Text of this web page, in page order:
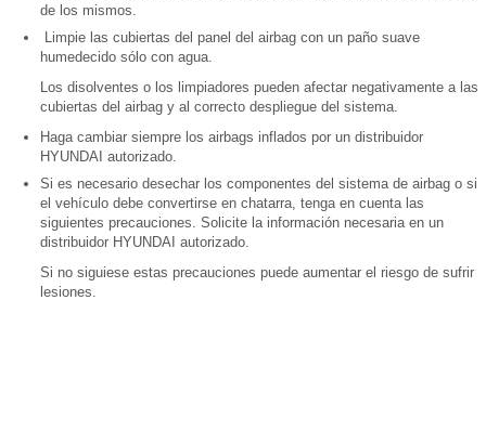
de los mismos.
Limpie las cubiertas del panel del airbag con un paño suave
humedecido sólo con agua.
Los disolventes o los limpiadores pueden afectar negativamente a las
cubiertas del airbag y al correcto despliegue del sistema.
Haga cambiar siempre los airbags inflados por un distribuidor
HYUNDAI autorizado.
Si es necesario desechar los componentes del sistema de airbag o si
el vehículo debe convertirse en chatarra, tenga en cuenta las
siguientes precauciones. Solicite la información necesaria en un
distribuidor HYUNDAI autorizado.
Si no siguiese estas precauciones puede aumentar el riesgo de sufrir
lesiones.